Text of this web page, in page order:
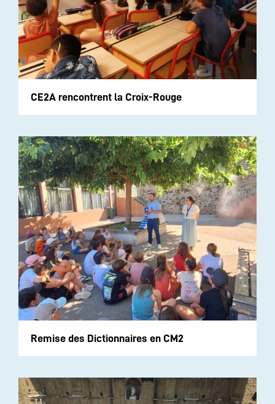
CE2A rencontrent la Croix-Rouge
Remise des Dictionnaires en CM2